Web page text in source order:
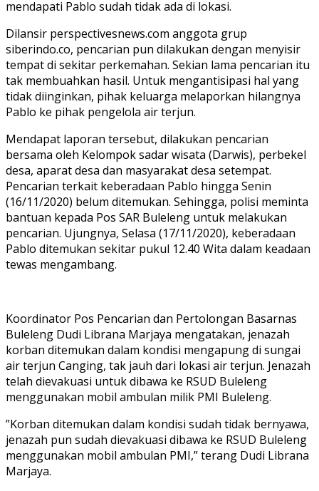
mendapati Pablo sudah tidak ada di lokasi.
Dilansir perspectivesnews.com anggota grup
siberindo.co, pencarian pun dilakukan dengan menyisir
tempat di sekitar perkemahan. Sekian lama pencarian itu
tak membuahkan hasil. Untuk mengantisipasi hal yang
tidak diinginkan, pihak keluarga melaporkan hilangnya
Pablo ke pihak pengelola air terjun.
Mendapat laporan tersebut, dilakukan pencarian
bersama oleh Kelompok sadar wisata (Darwis), perbekel
desa, aparat desa dan masyarakat desa setempat.
Pencarian terkait keberadaan Pablo hingga Senin
(16/11/2020) belum ditemukan. Sehingga, polisi meminta
bantuan kepada Pos SAR Buleleng untuk melakukan
pencarian. Ujungnya, Selasa (17/11/2020), keberadaan
Pablo ditemukan sekitar pukul 12.40 Wita dalam keadaan
tewas mengambang.
Koordinator Pos Pencarian dan Pertolongan Basarnas
Buleleng Dudi Librana Marjaya mengatakan, jenazah
korban ditemukan dalam kondisi mengapung di sungai
air terjun Canging, tak jauh dari lokasi air terjun. Jenazah
telah dievakuasi untuk dibawa ke RSUD Buleleng
menggunakan mobil ambulan milik PMI Buleleng.
”Korban ditemukan dalam kondisi sudah tidak bernyawa,
jenazah pun sudah dievakuasi dibawa ke RSUD Buleleng
menggunakan mobil ambulan PMI,” terang Dudi Librana
Marjaya.